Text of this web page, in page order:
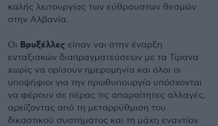
καλής λειτουργίας των εύθραυστων θεσμών
στην Αλβανία.
Οι Βρυξέλλες είπαν ναι στην έναρξη
ενταξιακών διαπραγματεύσεων με τα Τίρανα
χωρίς να ορίσουν ημερομηνία και όλοι οι
υποψήφιοι για την πρωθυπουργία υπόσχονται
να φέρουν σε πέρας τις απαραίτητες αλλαγές,
αρχίζοντας από τη μεταρρύθμιση του
δικαστικού συστήματος και τη μάχη εναντίον